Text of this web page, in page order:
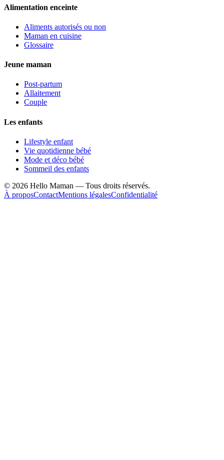
Alimentation enceinte
Aliments autorisés ou non
Maman en cuisine
Glossaire
Jeune maman
Post-partum
Allaitement
Couple
Les enfants
Lifestyle enfant
Vie quotidienne bébé
Mode et déco bébé
Sommeil des enfants
© 2026 Hello Maman — Tous droits réservés.
À proposContactMentions légalesConfidentialité